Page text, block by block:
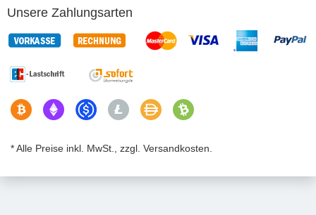
Unsere Zahlungsarten
* Alle Preise inkl. MwSt., zzgl. Versandkosten.